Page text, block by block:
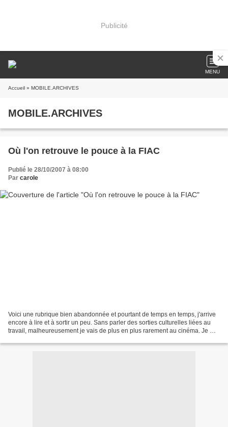
Publicité
MENU
Accueil » MOBILE.ARCHIVES
MOBILE.ARCHIVES
Où l'on retrouve le pouce à la FIAC
Publié le 28/10/2007 à 08:00
Par carole
Voici une rubrique bien abandonnée et pourtant de temps en temps, j'arrive
encore à lire et à sortir un peu. Sans parler des sorties culturelles liées au
travail, malheureusement je vais de plus en plus rarement au cinéma. Je me